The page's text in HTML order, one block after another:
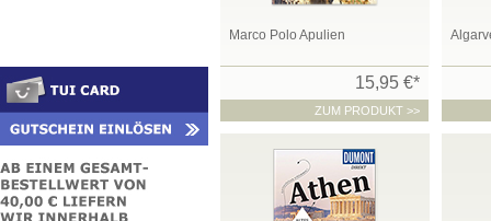
Marco Polo Apulien
15,95 €*
ZUM PRODUKT >>